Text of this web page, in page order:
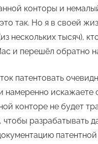
конторы и
так. Но я в своей
нескольких тысяч),
и перешёл обратно
патентовать
намеренно искажаете
конторе не будет
чтобы разрабатывать
патентной